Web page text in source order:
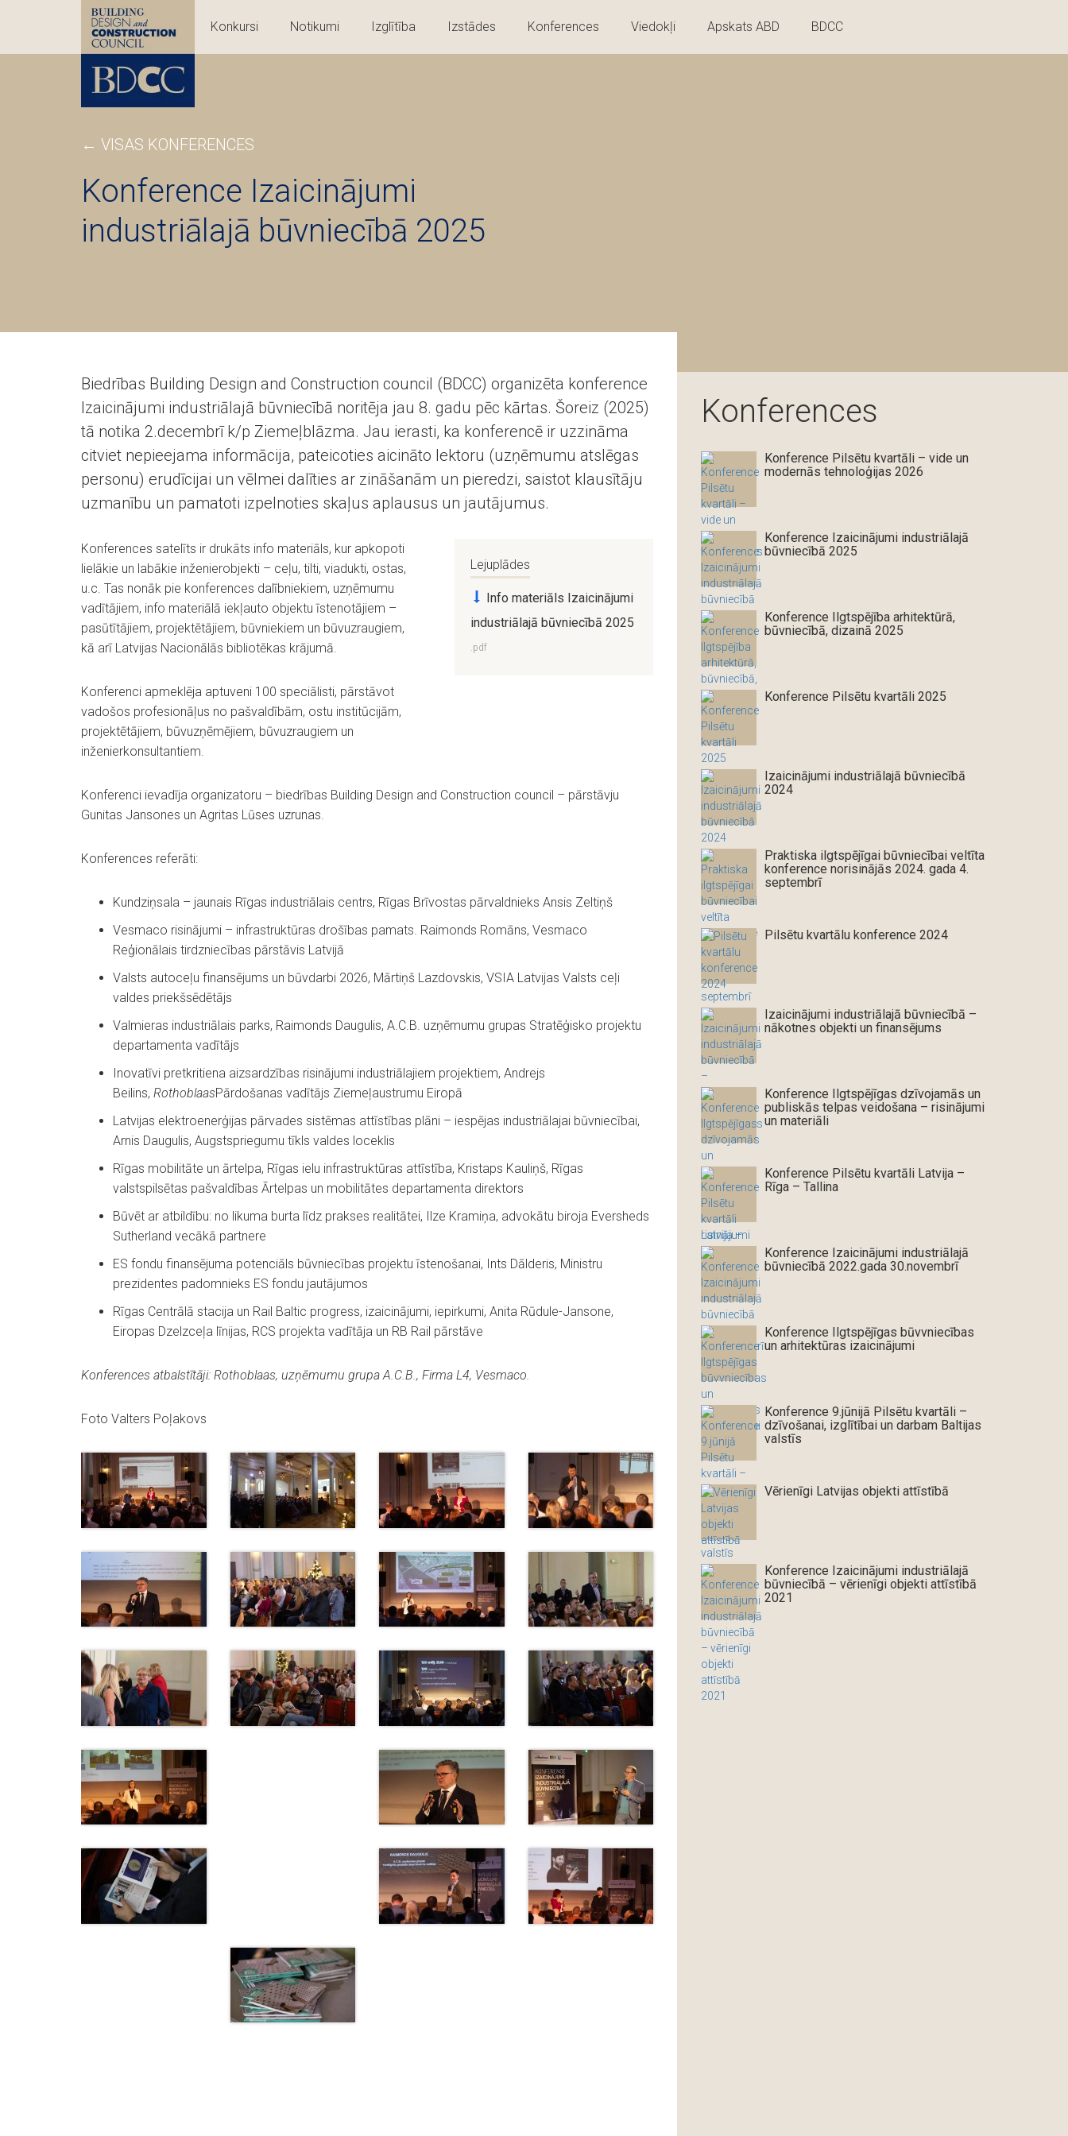
Konkursi Notikumi Izglītība Izstādes Konferences Viedokļi Apskats ABD BDCC
← VISAS KONFERENCES
Konference Izaicinājumi
industriālajā būvniecībā 2025
Biedrības Building Design and Construction council (BDCC) organizēta konference
Izaicinājumi industriālajā būvniecībā noritēja jau 8. gadu pēc kārtas. Šoreiz (2025)
tā notika 2.decembrī k/p Ziemeļblāzma. Jau ierasti, ka konferencē ir uzzināma
citviet nepieejama informācija, pateicoties aicināto lektoru (uzņēmumu atslēgas
personu) erudīcijai un vēlmei dalīties ar zināšanām un pieredzi, saistot klausītāju
uzmanību un pamatoti izpelnoties skaļus aplausus un jautājumus.
Lejuplādes
Info materiāls Izaicinājumi
industriālajā būvniecībā 2025
Konferences satelīts ir drukāts info materiāls, kur apkopoti
lielākie un labākie inženierobjekti – ceļu, tilti, viadukti, ostas,
u.c. Tas nonāk pie konferences dalībniekiem, uzņēmumu
vadītājiem, info materiālā iekļauto objektu īstenotājiem –
pasūtītājiem, projektētājiem, būvniekiem un būvuzraugiem,
kā arī Latvijas Nacionālās bibliotēkas krājumā.
Konferenci apmeklēja aptuveni 100 speciālisti, pārstāvot
vadošos profesionāļus no pašvaldībām, ostu institūcijām,
projektētājiem, būvuzņēmējiem, būvuzraugiem un
inženierkonsultantiem.
Konferenci ievadīja organizatoru – biedrības Building Design and Construction council – pārstāvju
Gunitas Jansones un Agritas Lūses uzrunas.
Konferences referāti:
Kundziņsala – jaunais Rīgas industriālais centrs, Rīgas Brīvostas pārvaldnieks Ansis Zeltiņš
Vesmaco risinājumi – infrastruktūras drošības pamats. Raimonds Romāns, Vesmaco
Reģionālais tirdzniecības pārstāvis Latvijā
Valsts autoceļu finansējums un būvdarbi 2026, Mārtiņš Lazdovskis, VSIA Latvijas Valsts ceļi
valdes priekšsēdētājs
Valmieras industriālais parks, Raimonds Daugulis, A.C.B. uzņēmumu grupas Stratēģisko projektu
departamenta vadītājs
Inovatīvi pretkritiena aizsardzības risinājumi industriālajiem projektiem, Andrejs
Beilins, RothoblaasPārdošanas vadītājs Ziemeļaustrumu Eiropā
Latvijas elektroenerģijas pārvades sistēmas attīstības plāni – iespējas industriālajai būvniecībai,
Arnis Daugulis, Augstspriegumu tīkls valdes loceklis
Rīgas mobilitāte un ārtelpa, Rīgas ielu infrastruktūras attīstība, Kristaps Kauliņš, Rīgas
valstspilsētas pašvaldības Ārtelpas un mobilitātes departamenta direktors
Būvēt ar atbildību: no likuma burta līdz prakses realitātei, Ilze Kramiņa, advokātu biroja Eversheds
Sutherland vecākā partnere
ES fondu finansējuma potenciāls būvniecības projektu īstenošanai, Ints Dālderis, Ministru
prezidentes padomnieks ES fondu jautājumos
Rīgas Centrālā stacija un Rail Baltic progress, izaicinājumi, iepirkumi, Anita Rūdule-Jansone,
Eiropas Dzelzceļa līnijas, RCS projekta vadītāja un RB Rail pārstāve
Konferences atbalstītāji: Rothoblaas, uzņēmumu grupa A.C.B., Firma L4, Vesmaco.
Foto Valters Poļakovs
Konferences
Konference Pilsētu kvartāli – vide un
modernās tehnoloģijas 2026
Konference Izaicinājumi industriālajā
būvniecībā 2025
Konference Ilgtspējība arhitektūrā,
būvniecībā, dizainā 2025
Konference Pilsētu kvartāli 2025
Izaicinājumi industriālajā būvniecībā
2024
Praktiska ilgtspējīgai būvniecībai veltīta
konference norisinājās 2024. gada 4.
septembrī
Pilsētu kvartālu konference 2024
Izaicinājumi industriālajā būvniecībā –
nākotnes objekti un finansējums
Konference Ilgtspējīgas dzīvojamās un
publiskās telpas veidošana – risinājumi
un materiāli
Konference Pilsētu kvartāli Latvija –
Rīga – Tallina
Konference Izaicinājumi industriālajā
būvniecībā 2022.gada 30.novembrī
Konference Ilgtspējīgas būvvniecības
un arhitektūras izaicinājumi
Konference 9.jūnijā Pilsētu kvartāli –
dzīvošanai, izglītībai un darbam Baltijas
valstīs
Vērienīgi Latvijas objekti attīstībā
Konference Izaicinājumi industriālajā
būvniecībā – vērienīgi objekti attīstībā
2021